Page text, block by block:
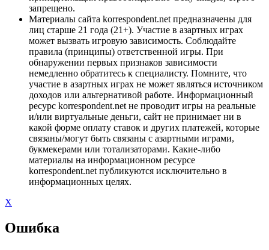
запрещено.
Материалы сайта korrespondent.net предназначены для
лиц старше 21 года (21+). Участие в азартных играх
может вызвать игровую зависимость. Соблюдайте
правила (принципы) ответственной игры. При
обнаружении первых признаков зависимости
немедленно обратитесь к специалисту. Помните, что
участие в азартных играх не может являться источником
доходов или альтернативой работе. Информационный
ресурс korrespondent.net не проводит игры на реальные
и/или виртуальные деньги, сайт не принимает ни в
какой форме оплату ставок и других платежей, которые
связаны/могут быть связаны с азартными играми,
букмекерами или тотализаторами. Какие-либо
материалы на информационном ресурсе
korrespondent.net публикуются исключительно в
информационных целях.
X
Ошибка